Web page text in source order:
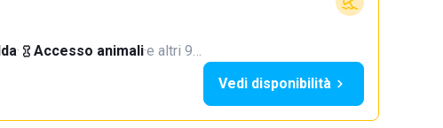
· Accesso animali·e altri 9…
Vedi disponibilità